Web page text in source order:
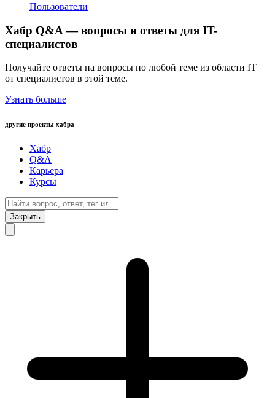
Пользователи
Хабр Q&A — вопросы и ответы для IT-
специалистов
Получайте ответы на вопросы по любой теме из области IT
от специалистов в этой теме.
Узнать больше
другие проекты хабра
Хабр
Q&A
Карьера
Курсы
Закрыть